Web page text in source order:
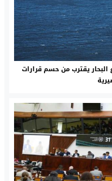
يقترب من حسم قرارات